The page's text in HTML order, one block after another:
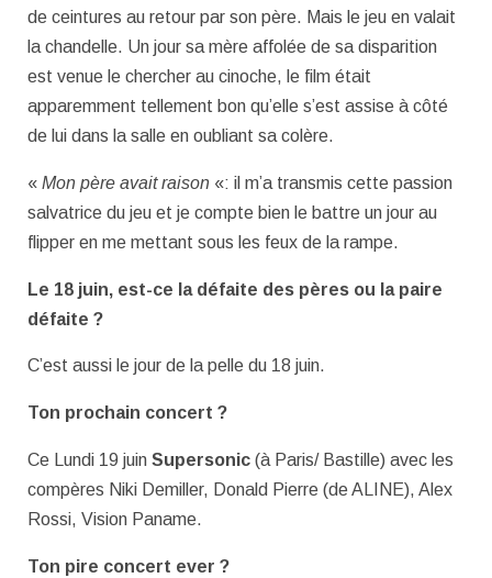
de ceintures au retour par son père. Mais le jeu en valait
la chandelle. Un jour sa mère affolée de sa disparition
est venue le chercher au cinoche, le film était
apparemment tellement bon qu’elle s’est assise à côté
de lui dans la salle en oubliant sa colère.
« Mon père avait raison «: il m’a transmis cette passion
salvatrice du jeu et je compte bien le battre un jour au
flipper en me mettant sous les feux de la rampe.
Le 18 juin, est-ce la défaite des pères ou la paire
défaite ?
C’est aussi le jour de la pelle du 18 juin.
Ton prochain concert ?
Ce Lundi 19 juin Supersonic (à Paris/ Bastille) avec les
compères Niki Demiller, Donald Pierre (de ALINE), Alex
Rossi, Vision Paname.
Ton pire concert ever ?